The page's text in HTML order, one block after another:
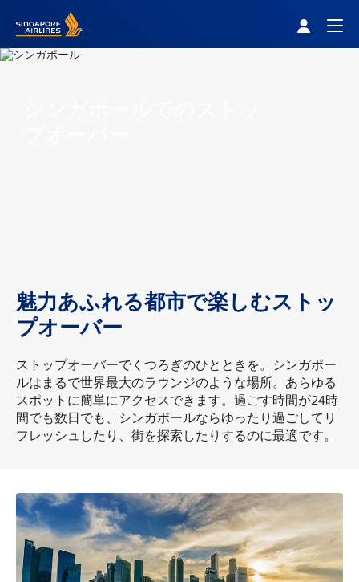
魅力あふれる都市で楽しむストッ
プオーバー
ストップオーバーでくつろぎのひとときを。シンガポー
ルはまるで世界最大のラウンジのような場所。あらゆる
スポットに簡単にアクセスできます。過ごす時間が24時
間でも数日でも、シンガポールならゆったり過ごしてリ
フレッシュしたり、街を探索したりするのに最適です。